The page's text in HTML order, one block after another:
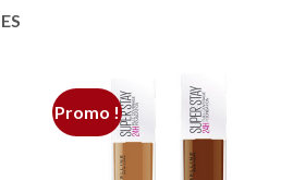
Promo !